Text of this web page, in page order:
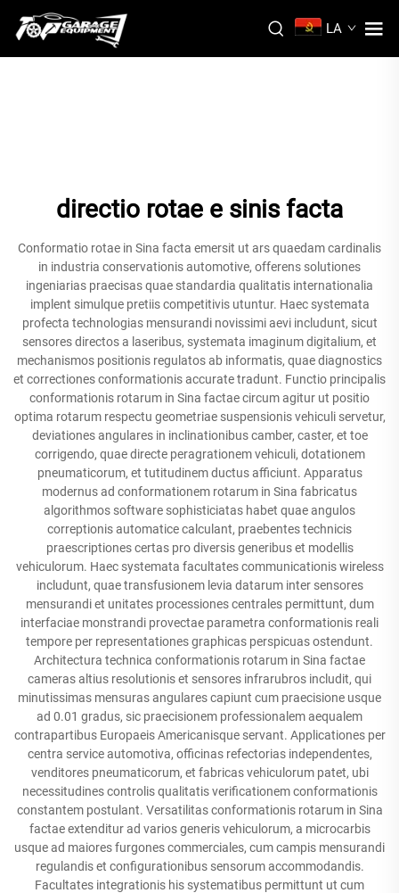
LA
directio rotae e sinis facta
Conformatio rotae in Sina facta emersit ut ars quaedam cardinalis
in industria conservationis automotive, offerens solutiones
ingeniarias praecisas quae standardia qualitatis internationalia
implent simulque pretiis competitivis utuntur. Haec systemata
profecta technologias mensurandi novissimi aevi includunt, sicut
sensores directos a laseribus, systemata imaginum digitalium, et
mechanismos positionis regulatos ab informatis, quae diagnostics
et correctiones conformationis accurate tradunt. Functio principalis
conformationis rotarum in Sina factae circum agitur ut positio
optima rotarum respectu geometriae suspensionis vehiculi servetur,
deviationes angulares in inclinationibus camber, caster, et toe
corrigendo, quae directe peragrationem vehiculi, dotationem
pneumaticorum, et tutitudinem ductus afficiunt. Apparatus
modernus ad conformationem rotarum in Sina fabricatus
algorithmos software sophisticiatas habet quae angulos
correptionis automatice calculant, praebentes technicis
praescriptiones certas pro diversis generibus et modellis
vehiculorum. Haec systemata facultates communicationis wireless
includunt, quae transfusionem levia datarum inter sensores
mensurandi et unitates processiones centrales permittunt, dum
interfaciae monstrandi provectae parametra conformationis reali
tempore per representationes graphicas perspicuas ostendunt.
Architectura technica conformationis rotarum in Sina factae
cameras altius resolutionis et sensores infrarubros includit, qui
minutissimas mensuras angulares capiunt cum praecisione usque
ad 0.01 gradus, sic praecisionem professionalem aequalem
contrapartibus Europaeis Americanisque servant. Applicationes per
centra service automotiva, officinas refectorias independentes,
venditores pneumaticorum, et fabricas vehiculorum patet, ubi
necessitudines controlis qualitatis verificationem conformationis
constantem postulant. Versatilitas conformationis rotarum in Sina
factae extenditur ad varios generis vehiculorum, a microcarbis
usque ad maiores furgones commerciales, cum campis mensurandi
regulandis et configurationibus sensorum accommodandis.
Facultates integrationis his systematibus permittunt ut cum